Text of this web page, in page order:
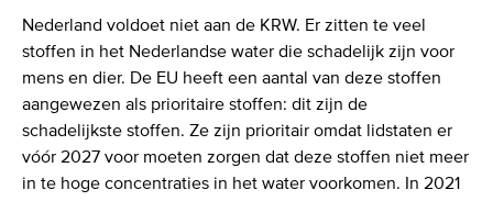
Nederland voldoet niet aan de KRW. Er zitten te veel
stoffen in het Nederlandse water die schadelijk zijn voor
mens en dier. De EU heeft een aantal van deze stoffen
aangewezen als prioritaire stoffen: dit zijn de
schadelijkste stoffen. Ze zijn prioritair omdat lidstaten er
vóór 2027 voor moeten zorgen dat deze stoffen niet meer
in te hoge concentraties in het water voorkomen. In 2021